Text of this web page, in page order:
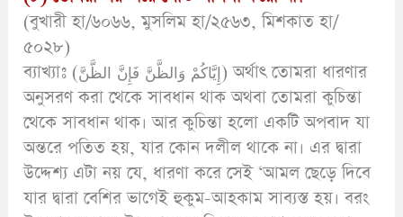
(বুখারী হা/৬০৬৬, মুসলিম হা/২৫৬৩, ‍মিশকাত হা/
৫০২৮)
ব্যাখ্যাঃ (إِيَّاكُمْ وَالظَّنَّ فَإِنَّ الظَّنَّ) অর্থাৎ তোমরা ধারণার
অনুসরণ করা থেকে সাবধান থাক অথবা তোমরা কুচিন্তা
থেকে সাবধান থাক। আর কুচিন্তা হলো একটি অপবাদ যা
অন্তরে পতিত হয়, যার কোন দলীল থাকে না। এর দ্বারা
উদ্দেশ্য এটা নয় যে, ধারণা করে সেই ‘আমল ছেড়ে দিবে
যার দ্বারা বেশির ভাগেই হুকুম-আহকাম সাব্যস্ত হয়। বরং